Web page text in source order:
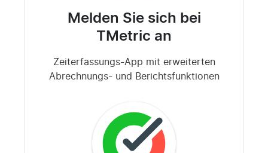
Melden Sie sich bei
TMetric an
Zeiterfassungs-App mit erweiterten
Abrechnungs- und Berichtsfunktionen